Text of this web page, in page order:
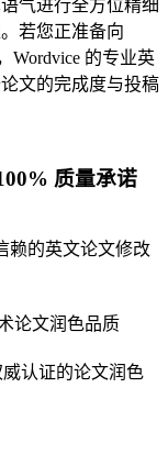
气进行全方位精细
若您正准备向
Wordvice 的专业英
文的完成度与投稿
质量承诺
赖的英文论文修改
论文润色品质
威认证的论文润色